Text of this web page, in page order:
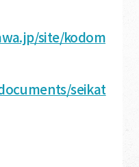
site/kodom
seikat